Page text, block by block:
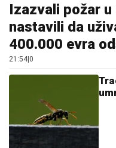
Izazvali požar
nastavili da
400.000 evra
21:54 0